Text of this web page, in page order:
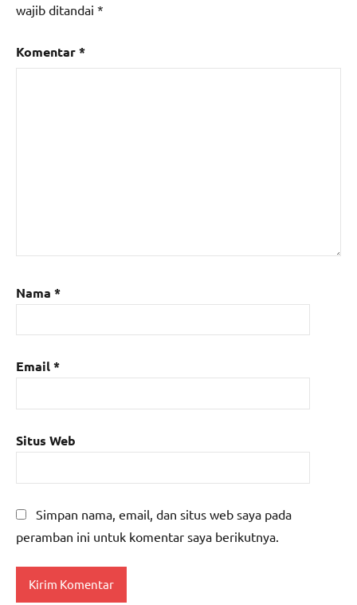
wajib ditandai *
Komentar*
Nama *
Email*
Situs Web
Simpan nama, email, dan situs web saya pada
peramban ini untuk komentar saya berikutnya.